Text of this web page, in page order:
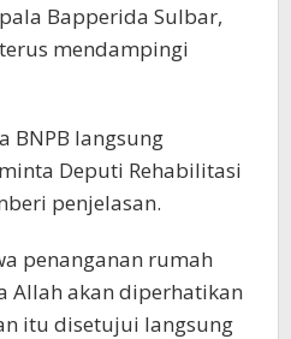
Bapperida Sulbar,
mendampingi
BNPB langsung
Deputi Rehabilitasi
penjelasan.
penanganan rumah
Allah akan diperhatikan
itu disetujui langsung